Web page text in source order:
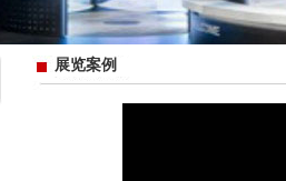
展览案例